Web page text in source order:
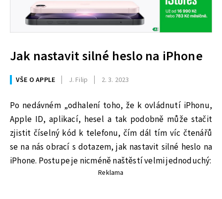
Jak nastavit silné heslo na iPhone
VŠE O APPLE J. Filip 2. 3. 2023
Po nedávném „odhalení toho, že k ovládnutí iPhonu,
Apple ID, aplikací, hesel a tak podobně může stačit
zjistit číselný kód k telefonu, čím dál tím víc čtenářů
se na nás obrací s dotazem, jak nastavit silné heslo na
iPhone. Postupe je nicméně naštěstí velmi jednoduchý:
Reklama